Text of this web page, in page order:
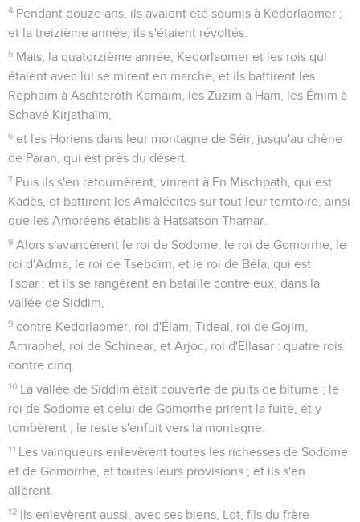
4 Pendant douze ans, ils avaient été soumis à Kedorlaomer ;
et la treizième année, ils s'étaient révoltés.
5 Mais, la quatorzième année, Kedorlaomer et les rois qui
étaient avec lui se mirent en marche, et ils battirent les
Rephaïm à Aschteroth Karnaïm, les Zuzim à Ham, les Émim à
Schavé Kirjathaïm,
6 et les Horiens dans leur montagne de Séir, jusqu'au chêne
de Paran, qui est près du désert.
7 Puis ils s'en retournèrent, vinrent à En Mischpath, qui est
Kadès, et battirent les Amalécites sur tout leur territoire, ainsi
que les Amoréens établis à Hatsatson Thamar.
8 Alors s'avancèrent le roi de Sodome, le roi de Gomorrhe, le
roi d'Adma, le roi de Tseboïm, et le roi de Béla, qui est
Tsoar ; et ils se rangèrent en bataille contre eux, dans la
vallée de Siddim,
9 contre Kedorlaomer, roi d'Élam, Tideal, roi de Gojim,
Amraphel, roi de Schinear, et Arjoc, roi d'Ellasar : quatre rois
contre cinq.
10 La vallée de Siddim était couverte de puits de bitume ; le
roi de Sodome et celui de Gomorrhe prirent la fuite, et y
tombèrent ; le reste s'enfuit vers la montagne.
11 Les vainqueurs enlevèrent toutes les richesses de Sodome
et de Gomorrhe, et toutes leurs provisions ; et ils s'en
allèrent.
12 Ils enlevèrent aussi, avec ses biens, Lot, fils du frère